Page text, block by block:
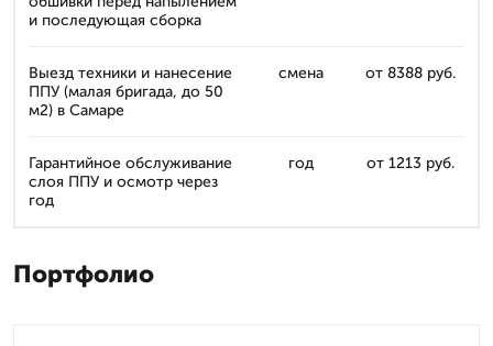
и последующая сборка
Выезд техники и нанесение
ППУ (малая бригада, до 50
м2) в Самаре
смена от 8388 руб.
Гарантийное обслуживание
слоя ППУ и осмотр через
год
год от 1213 руб.
Портфолио